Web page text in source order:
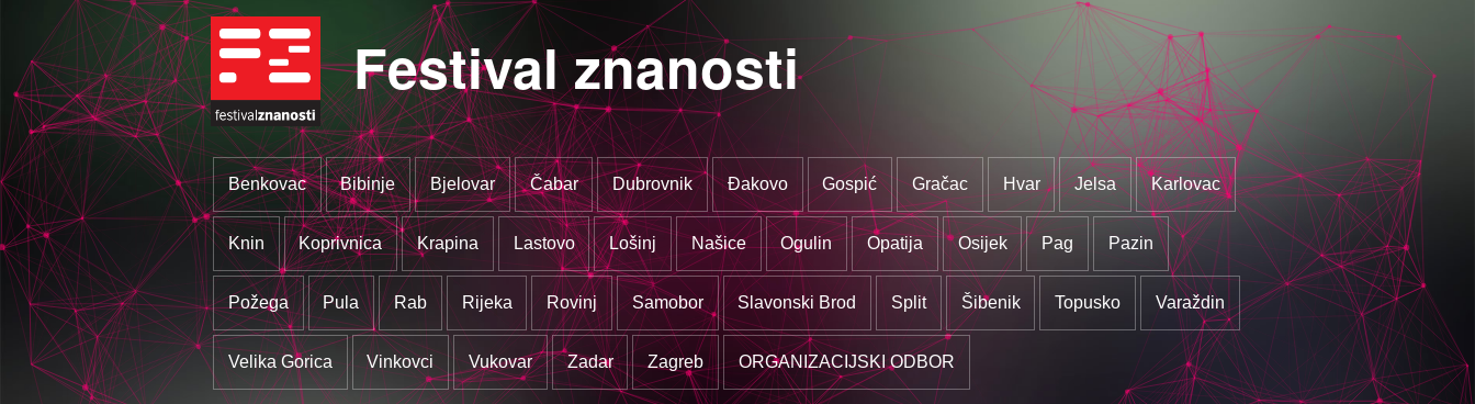
Festival znanosti
Benkovac Bibinje Bjelovar Čabar Dubrovnik Đakovo Gospić Gračac Hvar Jelsa Karlovac
Knin Koprivnica Krapina Lastovo Lošinj Našice Ogulin Opatija Osijek Pag Pazin
Požega Pula Rab Rijeka Rovinj Samobor Slavonski Brod Split Šibenik Topusko Varaždin
Velika Gorica Vinkovci Vukovar Zadar Zagreb ORGANIZACIJSKI ODBOR